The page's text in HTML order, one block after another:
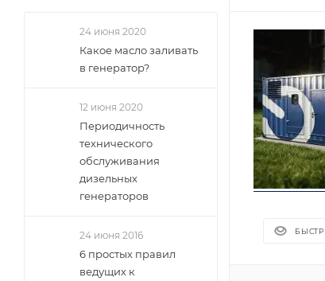
24 июня 2020
Какое масло заливать
в генератор?
12 июня 2020
Периодичность
технического
обслуживания
дизельных
генераторов
24 июня 2016
6 простых правил
ведущих к